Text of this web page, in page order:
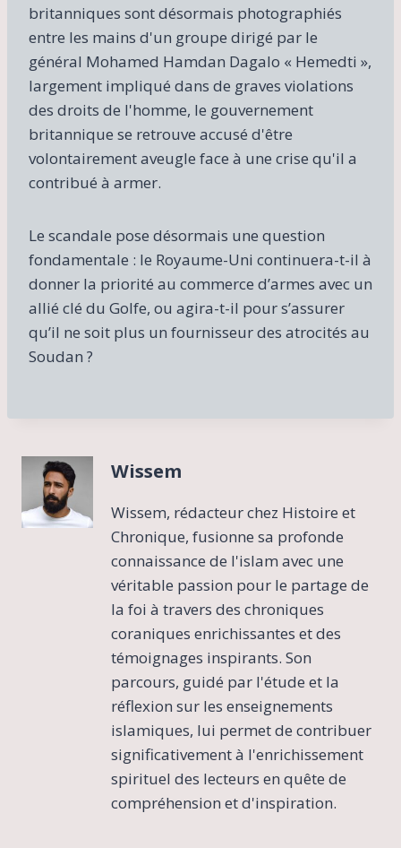
britanniques sont désormais photographiés
entre les mains d'un groupe dirigé par le
général Mohamed Hamdan Dagalo « Hemedti »,
largement impliqué dans de graves violations
des droits de l'homme, le gouvernement
britannique se retrouve accusé d'être
volontairement aveugle face à une crise qu'il a
contribué à armer.
Le scandale pose désormais une question
fondamentale : le Royaume-Uni continuera-t-il à
donner la priorité au commerce d’armes avec un
allié clé du Golfe, ou agira-t-il pour s’assurer
qu’il ne soit plus un fournisseur des atrocités au
Soudan ?
Wissem
Wissem, rédacteur chez Histoire et
Chronique, fusionne sa profonde
connaissance de l'islam avec une
véritable passion pour le partage de
la foi à travers des chroniques
coraniques enrichissantes et des
témoignages inspirants. Son
parcours, guidé par l'étude et la
réflexion sur les enseignements
islamiques, lui permet de contribuer
significativement à l'enrichissement
spirituel des lecteurs en quête de
compréhension et d'inspiration.